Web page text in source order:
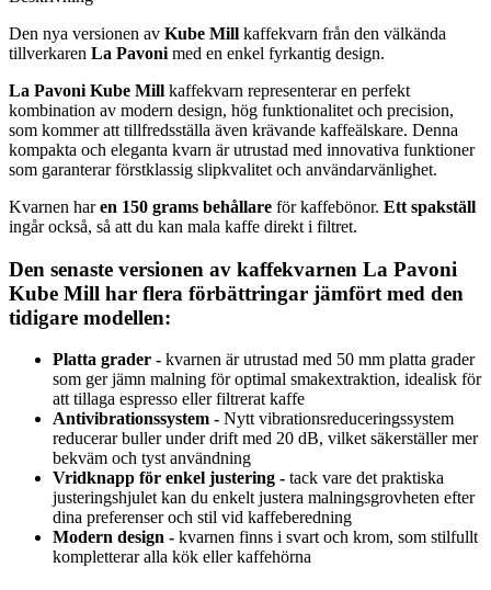
Den nya versionen av Kube Mill kaffekvarn från den välkända
tillverkaren La Pavoni med en enkel fyrkantig design.
La Pavoni Kube Mill kaffekvarn representerar en perfekt
kombination av modern design, hög funktionalitet och precision,
som kommer att tillfredsställa även krävande kaffeälskare. Denna
kompakta och eleganta kvarn är utrustad med innovativa funktioner
som garanterar förstklassig slipkvalitet och användarvänlighet.
Kvarnen haren 150 grams behållare för kaffebönor. Ett spakställ
ingår också, så att du kan mala kaffe direkt i filtret.
Den senaste versionen av kaffekvarnen La Pavoni
Kube Mill har flera förbättringar jämfört med den
tidigare modellen:
Platta grader - kvarnen är utrustad med 50 mm platta grader
som ger jämn malning för optimal smakextraktion, idealisk för
att tillaga espresso eller filtrerat kaffe
Antivibrationssystem - Nytt vibrationsreduceringssystem
reducerar buller under drift med 20 dB, vilket säkerställer mer
bekväm och tyst användning
Vridknapp för enkel justering - tack vare det praktiska
justeringshjulet kan du enkelt justera malningsgrovheten efter
dina preferenser och stil vid kaffeberedning
Modern design - kvarnen finns i svart och krom, som stilfullt
kompletterar alla kök eller kaffehörna